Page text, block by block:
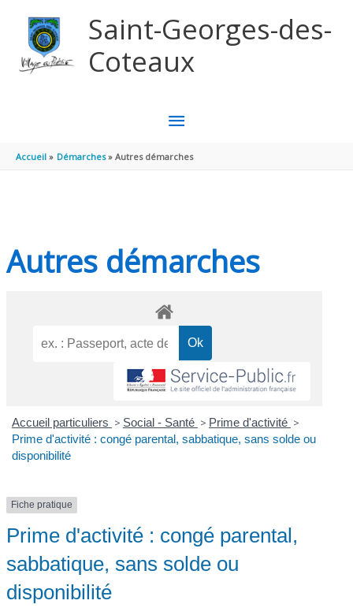
Saint-Georges-des-
Coteaux
MENU
PRINCIPAL
Accueil Démarches Autres démarches
Autres démarches
Accueil particuliers > Social - Santé > Prime d'activité >
Prime d'activité : congé parental, sabbatique, sans solde ou
disponibilité
Fiche pratique
Prime d'activité : congé parental,
sabbatique, sans solde ou
disponibilité